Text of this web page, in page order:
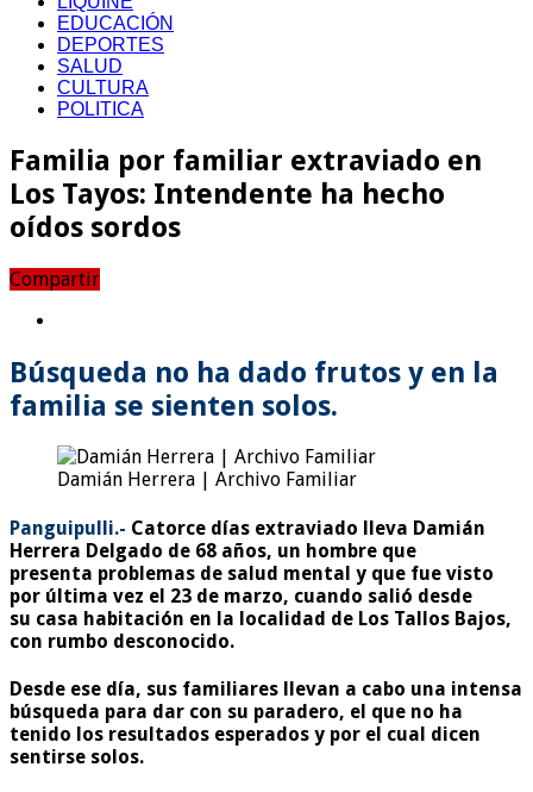
EDUCACIÓN
DEPORTES
SALUD
CULTURA
POLITICA
Familia por familiar extraviado en
Los Tayos: Intendente ha hecho
oídos sordos
Compartir
Búsqueda no ha dado frutos y en la
familia se sienten solos.
Damián Herrera | Archivo Familiar
Panguipulli.- Catorce días extraviado lleva Damián
Herrera Delgado de 68 años, un hombre que
presenta problemas de salud mental y que fue visto
por última vez el 23 de marzo, cuando salió desde
su casa habitación en la localidad de Los Tallos Bajos,
con rumbo desconocido.
Desde ese día, sus familiares llevan a cabo una intensa
búsqueda para dar con su paradero, el que no ha
tenido los resultados esperados y por el cual dicen
sentirse solos.